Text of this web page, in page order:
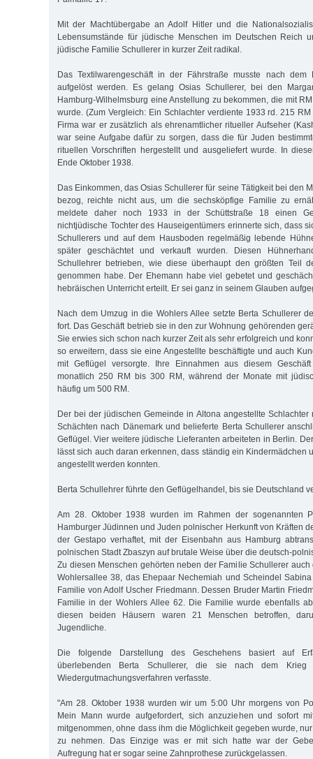
Mit der Machtübergabe an Adolf Hitler und die
Lebensumstände für jüdische Menschen im Deutschen Reich
jüdische Familie Schullerer in kurzer Zeit radikal.
Das Textilwarengeschäft in der Fährstraße musste nach dem
aufgelöst werden. Es gelang Osias Schullerer, bei den
Hamburg-Wilhelmsburg eine Anstellung zu bekommen, die mit
wurde. (Zum Vergleich: Ein Schlachter verdiente 1933 rd. 215
Firma war er zusätzlich als ehrenamtlicher ritueller Aufseher
war seine Aufgabe dafür zu sorgen, dass die für Juden
rituellen Vorschriften hergestellt und ausgeliefert wurde. In
Ende Oktober 1938.
Das Einkommen, das Osias Schullerer für seine Tätigkeit bei den
bezog, reichte nicht aus, um die sechsköpfige Familie zu
meldete daher noch 1933 in der Schüttstraße 18 einen
nichtjüdische Tochter des Hauseigentümers erinnerte sich, dass
Schullerers und auf dem Hausboden regelmäßig lebende
später geschächtet und verkauft wurden. Diesen
Schullehrer betrieben, wie diese überhaupt den größten Teil
genommen habe. Der Ehemann habe viel gebetet und
hebräischen Unterricht erteilt. Er sei ganz in seinem Glauben
Nach dem Umzug in die Wohlers Allee setzte Berta Schullerer
fort. Das Geschäft betrieb sie in den zur Wohnung gehörenden
Sie erwies sich schon nach kurzer Zeit als sehr erfolgreich und
so erweitern, dass sie eine Angestellte beschäftigte und auch
mit Geflügel versorgte. Ihre Einnahmen aus diesem
monatlich 250 RM bis 300 RM, während der Monate mit
häufig um 500 RM.
Der bei der jüdischen Gemeinde in Altona angestellte Schlachter
Schächten nach Dänemark und belieferte Berta Schullerer
Geflügel. Vier weitere jüdische Lieferanten arbeiteten in Berlin.
lässt sich auch daran erkennen, dass ständig ein Kindermädchen
angestellt werden konnten.
Berta Schullehrer führte den Geflügelhandel, bis sie Deutschland
Am 28. Oktober 1938 wurden im Rahmen der sogenannten
Hamburger Jüdinnen und Juden polnischer Herkunft von Kräften
der Gestapo verhaftet, mit der Eisenbahn aus Hamburg
polnischen Stadt Zbaszyn auf brutale Weise über die deutsch-
Zu diesen Menschen gehörten neben der Familie Schullerer
Wohlersallee 38, das Ehepaar Nechemiah und Scheindel
Familie von Adolf Uscher Friedmann. Dessen Bruder Martin
Familie in der Wohlers Allee 62. Die Familie wurde ebenfalls
diesen beiden Häusern waren 21 Menschen betroffen,
Jugendliche.
Die folgende Darstellung des Geschehens basiert auf
überlebenden Berta Schullerer, die sie nach dem Krieg
Wiedergutmachungsverfahren verfasste.
"Am 28. Oktober 1938 wurden wir um 5:00 Uhr morgens von
Mein Mann wurde aufgefordert, sich anzuziehen und sofort
mitgenommen, ohne dass ihm die Möglichkeit gegeben wurde,
zu nehmen. Das Einzige was er mit sich hatte war der
Aufregung hat er sogar seine Zahnprothese zurückgelassen.